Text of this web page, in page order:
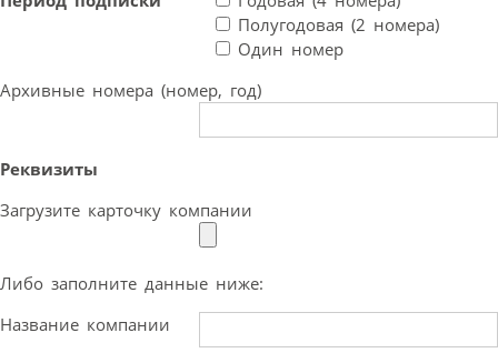
Полугодовая (2 номера)
Один номер
Архивные номера (номер, год)
Реквизиты
Загрузите карточку компании
Либо заполните данные ниже:
Название компании